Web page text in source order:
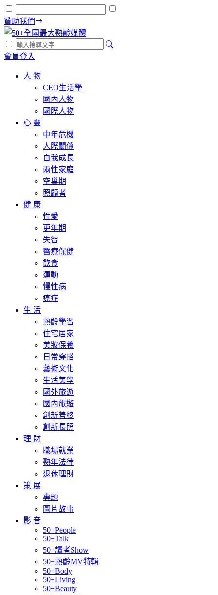
贊助我們
會員登入
人 物
CEO生活學
國內人物
國際人物
心 靈
中年危機
人際關係
自我成長
兩性家庭
空巢期
照顧者
健 康
性愛
更年期
失智
醫療保健
飲食
運動
慢性病
癌症
生 活
熟齡學習
住宅居家
美妝保養
日常穿搭
藝術文化
生活美學
國外旅遊
國內旅遊
創新善終
創新長照
理 財
職場就業
熟年法律
退休理財
策 展
專題
圖片故事
影 音
50+People
50+Talk
50+讀者Show
50+熟齡MV特輯
50+Body
50+Living
50+Beauty